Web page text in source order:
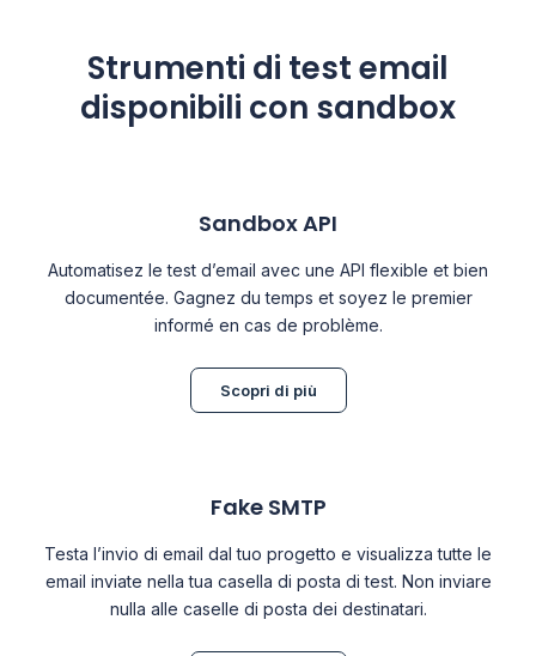
Strumenti di test email
disponibili con sandbox
Sandbox API
Automatisez le test d’email avec une API flexible et bien
documentée. Gagnez du temps et soyez le premier
informé en cas de problème.
Scopri di più
Fake SMTP
Testa l’invio di email dal tuo progetto e visualizza tutte le
email inviate nella tua casella di posta di test. Non inviare
nulla alle caselle di posta dei destinatari.